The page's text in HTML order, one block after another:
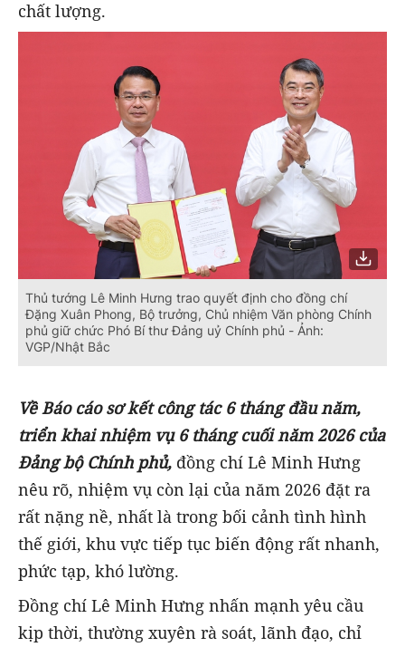
chất lượng.
Thủ tướng Lê Minh Hưng trao quyết định cho đồng chí
Đặng Xuân Phong, Bộ trưởng, Chủ nhiệm Văn phòng Chính
phủ giữ chức Phó Bí thư Đảng uỷ Chính phủ - Ảnh:
VGP/Nhật Bắc
Về Báo cáo sơ kết công tác 6 tháng đầu năm,
triển khai nhiệm vụ 6 tháng cuối năm 2026 của
Đảng bộ Chính phủ, đồng chí Lê Minh Hưng
nêu rõ, nhiệm vụ còn lại của năm 2026 đặt ra
rất nặng nề, nhất là trong bối cảnh tình hình
thế giới, khu vực tiếp tục biến động rất nhanh,
phức tạp, khó lường.
Đồng chí Lê Minh Hưng nhấn mạnh yêu cầu
kịp thời, thường xuyên rà soát, lãnh đạo, chỉ